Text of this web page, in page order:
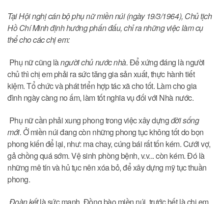
Tại Hội nghị cán bộ phụ nữ miền núi (ngày 19/3/1964), Chủ tịch
Hồ Chí Minh định hướng phấn đấu, chỉ ra những việc làm cụ
thể cho các chị em:
Phụ nữ cũng làngười chủ nước nhà.Để xứng đáng là người
chủ thì chị em phải ra sức tăng gia sản xuất, thực hành tiết
kiệm. Tổ chức và phát triển hợp tác xã cho tốt. Làm cho gia
đình ngày càng no ấm, làm tốt nghĩa vụ đối với Nhà nước.
Phụ nữ cần phải xung phong trong việc xây dựngđời sống
mới.Ở miền núi đang còn những phong tục không tốt do bọn
phong kiến để lại, như: ma chay, cúng bái rất tốn kém. Cưới vợ,
gả chồng quá sớm. Vệ sinh phòng bệnh, v.v... còn kém. Đó là
những mê tín và hủ tục nên xóa bỏ, để xây dựng mỹ tục thuần
phong.